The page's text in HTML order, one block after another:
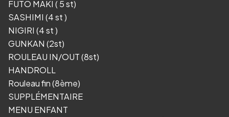
FUTO MAKI ( 5 st)
SASHIMI (4 st )
NIGIRI (4 st )
GUNKAN (2st)
ROULEAU IN/OUT (8st)
HANDROLL
Rouleau fin (8ème)
SUPPLÉMENTAIRE
MENU ENFANT